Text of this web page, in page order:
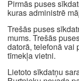
Pirmās puses
kuras administrē
Trešās puses
mums. Trešās
datorā, telefonā vai
tīmekļa vietni.
Lietoto sīkdatņu